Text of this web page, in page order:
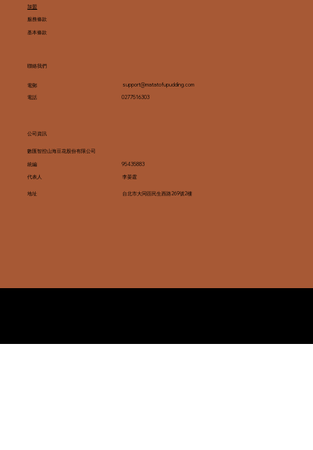
加盟
服務條款
基本條款
聯絡我們
電郵 support@matatofupudding.com
電話 0277516303
公司資訊
數匯智控山海豆花股份有限公司
統編 95435883
代表人 李晏霆
地址 台北市大同區民生西路269號2樓